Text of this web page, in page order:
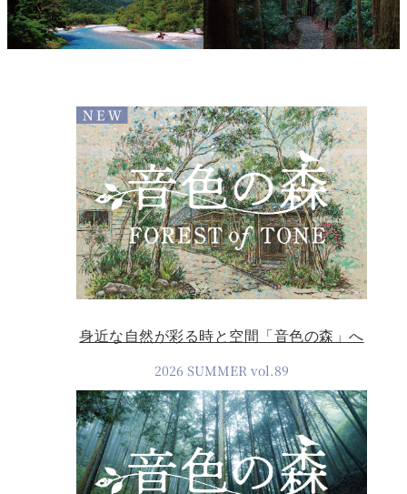
身近な自然が彩る時と空間「音色の森」へ
2026 SUMMER vol.89